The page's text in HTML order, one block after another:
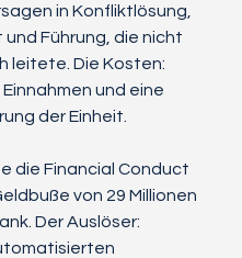
in Konfliktlösung,
Führung, die nicht
leitete. Die Kosten:
und eine
der Einheit.
die Financial Conduct
von 29 Millionen
Der Auslöser: